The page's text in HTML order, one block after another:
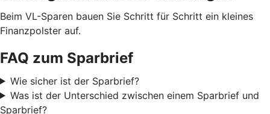
Beim VL-Sparen bauen Sie Schritt für Schritt ein kleines
Finanzpolster auf.
FAQ zum Sparbrief
Wie sicher ist der Sparbrief?
Was ist der Unterschied zwischen einem Sparbrief und
Sparbrief?